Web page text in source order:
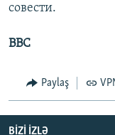
совести.
ВВС
Paylaş
BIZI IZLƏ